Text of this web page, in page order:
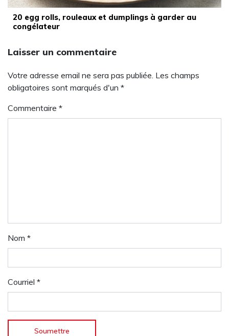
20 egg rolls, rouleaux et dumplings à garder au
congélateur
Laisser un commentaire
Votre adresse email ne sera pas publiée. Les champs
obligatoires sont marqués d'un *
Commentaire *
Nom *
Courriel *